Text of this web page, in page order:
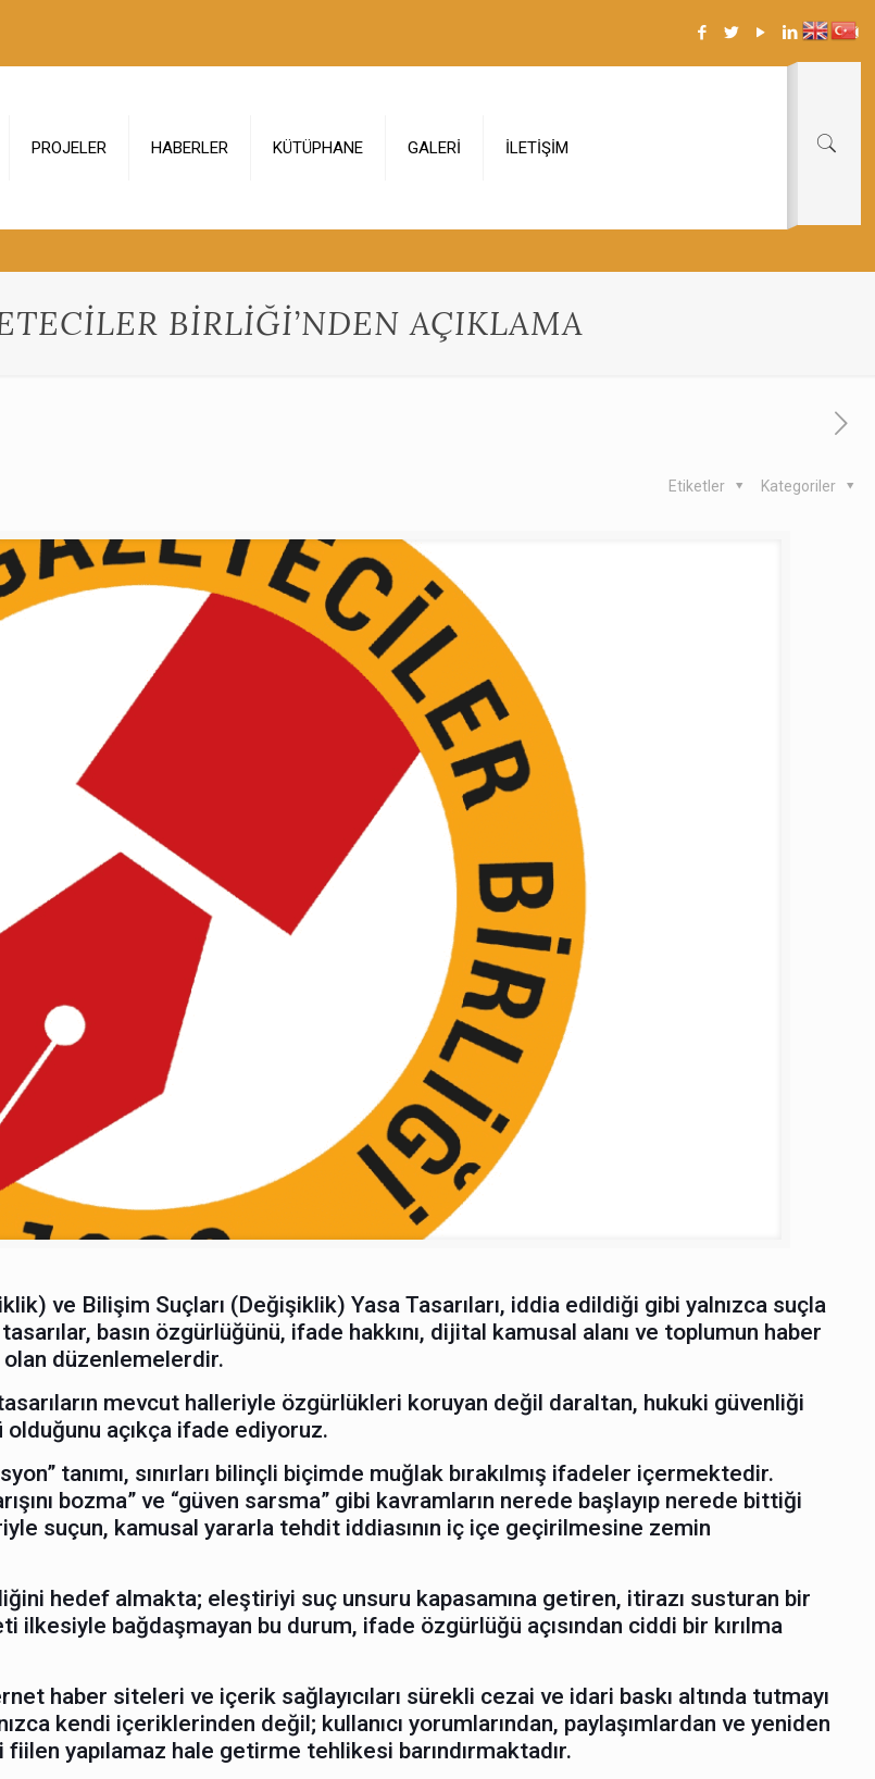
PROJELER HABERLER KÜTÜPHANE GALERİ İLETİŞİM
BİRLİĞİ’NDEN AÇIKLAMA
Kategoriler
Etiketler
ve Bilişim Suçları (Değişiklik) Yasa Tasarıları, iddia edildiği gibi yalnızca suçla
basın özgürlüğünü, ifade hakkını, dijital kamusal alanı ve toplumun haber
düzenlemelerdir.
mevcut halleriyle özgürlükleri koruyan değil daraltan, hukuki güvenliği
açıkça ifade ediyoruz.
tanımı, sınırları bilinçli biçimde muğlak bırakılmış ifadeler içermektedir.
bozma” ve “güven sarsma” gibi kavramların nerede başlayıp nerede bittiği
suçun, kamusal yararla tehdit iddiasının iç içe geçirilmesine zemin
hedef almakta; eleştiriyi suç unsuru kapasamına getiren, itirazı susturan bir
bağdaşmayan bu durum, ifade özgürlüğü açısından ciddi bir kırılma
haber siteleri ve içerik sağlayıcıları sürekli cezai ve idari baskı altında tutmayı
kendi içeriklerinden değil; kullanıcı yorumlarından, paylaşımlardan ve yeniden
yapılamaz hale getirme tehlikesi barındırmaktadır.